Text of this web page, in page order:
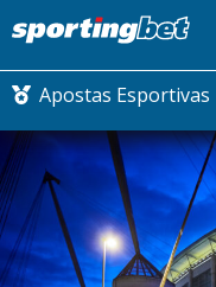
Apostas Esportivas
CONMEBOL
FUTEBOL